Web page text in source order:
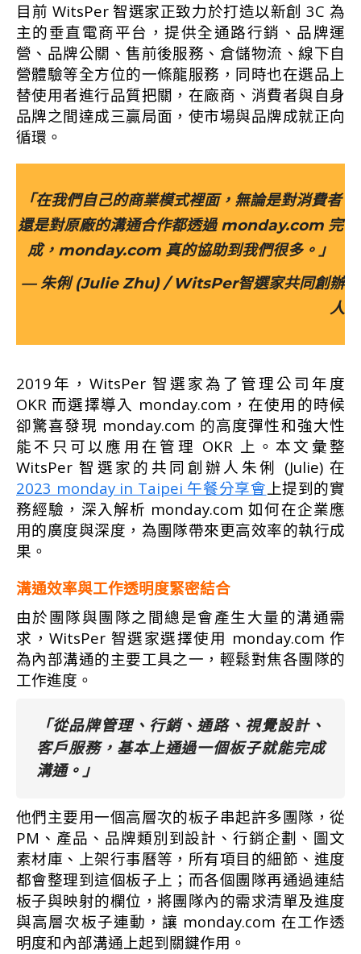
目前 WitsPer 智選家正致力於打造以新創 3C 為
主的垂直電商平台，提供全通路行銷、品牌運
營、品牌公關、售前後服務、倉儲物流、線下自
營體驗等全方位的一條龍服務，同時也在選品上
替使用者進行品質把關，在廠商、消費者與自身
品牌之間達成三贏局面，使市場與品牌成就正向
循環。
「在我們自己的商業模式裡面，無論是對消費者
還是對原廠的溝通合作都透過 monday.com 完
成，monday.com 真的協助到我們很多。」
— 朱俐 (Julie Zhu) / WitsPer智選家共同創辦
人
2019年，WitsPer 智選家為了管理公司年度
OKR 而選擇導入 monday.com，在使用的時候
卻驚喜發現 monday.com 的高度彈性和強大性
能不只可以應用在管理 OKR 上。本文彙整
WitsPer 智選家的共同創辦人朱俐 (Julie) 在
2023 monday in Taipei 午餐分享會上提到的實
務經驗，深入解析 monday.com 如何在企業應
用的廣度與深度，為團隊帶來更高效率的執行成
果。
溝通效率與工作透明度緊密結合
由於團隊與團隊之間總是會產生大量的溝通需
求，WitsPer 智選家選擇使用 monday.com 作
為內部溝通的主要工具之一，輕鬆對焦各團隊的
工作進度。
「從品牌管理、行銷、通路、視覺設計、
客戶服務，基本上通過一個板子就能完成
溝通。」
他們主要用一個高層次的板子串起許多團隊，從
PM、產品、品牌類別到設計、行銷企劃、圖文
素材庫、上架行事曆等，所有項目的細節、進度
都會整理到這個板子上；而各個團隊再通過連結
板子與映射的欄位，將團隊內的需求清單及進度
與高層次板子連動，讓 monday.com 在工作透
明度和內部溝通上起到關鍵作用。